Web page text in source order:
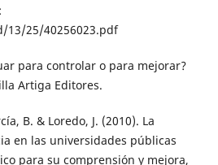
13/25/40256023.pdf
para controlar o para mejorar?
Artiga Editores.
B. & Loredo, J. (2010). La
en las universidades públicas
para su comprensión y mejora,